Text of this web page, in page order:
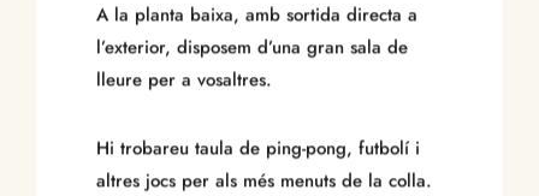
A la planta baixa, amb sortida directa a
l’exterior, disposem d’una gran sala de
lleure per a vosaltres.
Hi trobareu taula de ping-pong, futbolí i
altres jocs per als més menuts de la colla.